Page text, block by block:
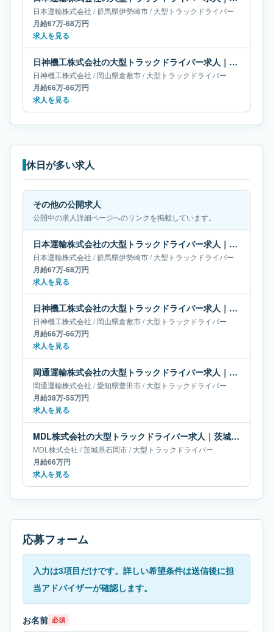
日本運輸株式会社 /群馬県伊勢崎市/大型トラックドライバー
月給67万-68万円
求人を見る
日神機工株式会社の大型トラックドライバー求人｜岡山県倉敷市｜月給66万-66万円
日神機工株式会社 /岡山県倉敷市/大型トラックドライバー
月給66万-66万円
求人を見る
休日が多い求人
その他の公開求人
公開中の求人詳細ページへのリンクを掲載しています。
日本運輸株式会社の大型トラックドライバー求人｜群馬県伊勢崎市｜月給67万-68万円
日本運輸株式会社 /群馬県伊勢崎市/大型トラックドライバー
月給67万-68万円
求人を見る
日神機工株式会社の大型トラックドライバー求人｜岡山県倉敷市｜月給66万-66万円
日神機工株式会社 /岡山県倉敷市/大型トラックドライバー
月給66万-66万円
求人を見る
岡通運輸株式会社の大型トラックドライバー求人｜愛知県豊田市｜月給38万-55万円
岡通運輸株式会社 /愛知県豊田市/大型トラックドライバー
月給38万-55万円
求人を見る
MDL株式会社の大型トラックドライバー求人｜茨城県石岡市｜月給66万円
MDL株式会社 /茨城県石岡市/大型トラックドライバー
月給66万円
求人を見る
応募フォーム
入力は3項目だけです。詳しい希望条件は送信後に担
当アドバイザーが確認します。
お名前 必須